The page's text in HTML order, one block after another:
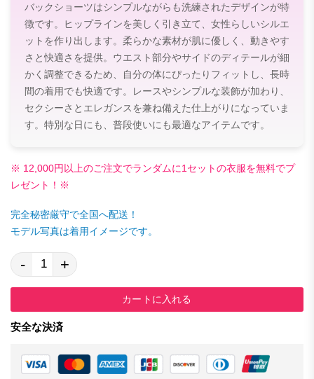
バックショーツはシンプルながらも洗練されたデザインが特
徴です。ヒップラインを美しく引き立て、女性らしいシルエ
ットを作り出します。柔らかな素材が肌に優しく、動きやす
さと快適さを提供。ウエスト部分やサイドのディテールが細
かく調整できるため、自分の体にぴったりフィットし、長時
間の着用でも快適です。レースやシンプルな装飾が加わり、
セクシーさとエレガンスを兼ね備えた仕上がりになっていま
す。特別な日にも、普段使いにも最適なアイテムです。
※ 12,000円以上のご注文でランダムに1セットの衣服を無料でプ
レゼント！※
完全秘密厳守で全国へ配送！
モデル写真は着用イメージです。
- +
カートに入れる
安全な決済